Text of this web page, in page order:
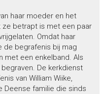
haar moeder en het
ze betrapt is met een paar
Omdat haar
de begrafenis bij mag
met een enkelband. Als
De kerkdienst
van William Wiike,
Deense familie die sinds